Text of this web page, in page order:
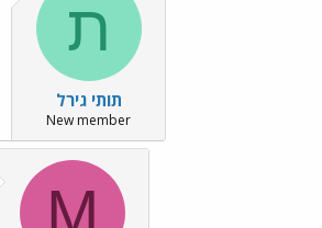
ת
תותי גירל
New member
M